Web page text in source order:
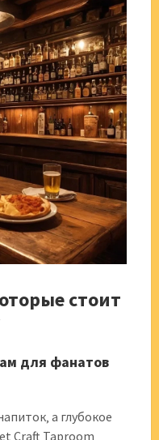
стоит
для фанатов
а глубокое
Craft Taproom